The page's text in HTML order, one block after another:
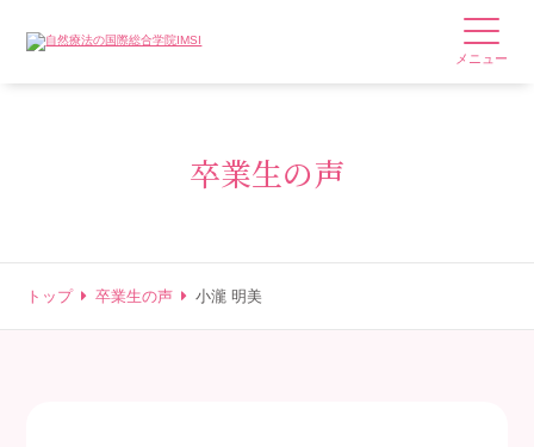
メニュー
卒業生の声
トップ 卒業生の声 小瀧 明美